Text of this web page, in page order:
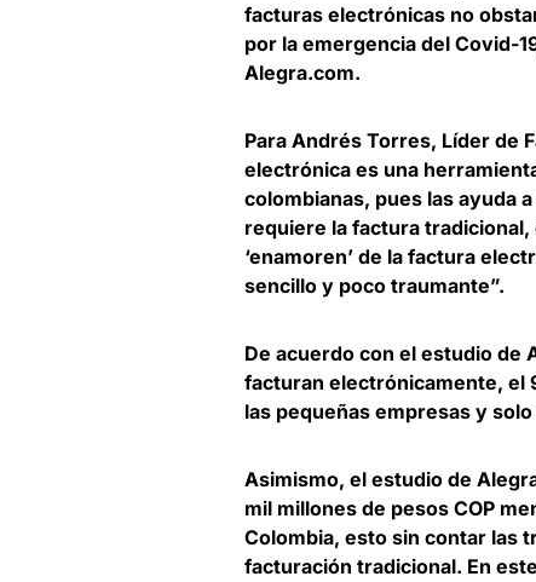
facturas electrónicas no
por la emergencia del Covid-
Alegra.com.
Para Andrés Torres, Líder de
electrónica es una
colombianas, pues las ayuda
requiere la factura
‘enamoren’ de la factura
sencillo y poco traumante”.
De acuerdo con el estudio de
facturan electrónicamente, el
las pequeñas empresas y solo
Asimismo, el estudio de
mil millones de pesos COP
Colombia, esto sin contar las
facturación tradicional. En